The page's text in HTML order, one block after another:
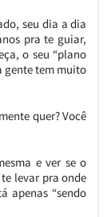
seu dia a dia
pra te guiar,
o seu “plano
gente tem muito
quer? Você
e ver se o
levar pra onde
apenas “sendo